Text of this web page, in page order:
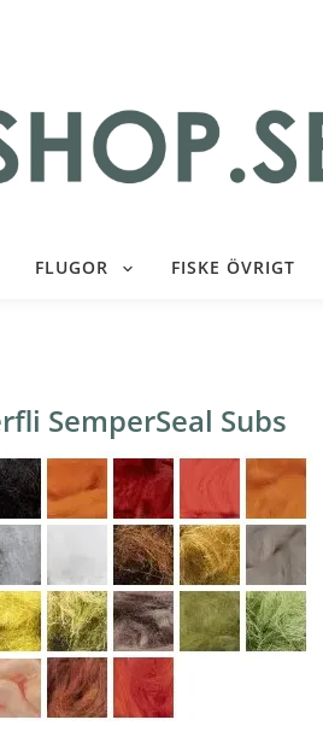
FLUGOR FISKE ÖVRIGT
SemperSeal Subs